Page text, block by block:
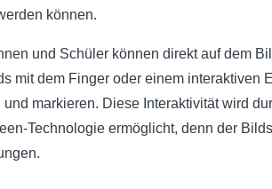
können.
und Schüler können direkt auf dem
mit dem Finger oder einem interaktiven
markieren. Diese Interaktivität wird
Technologie ermöglicht, denn der